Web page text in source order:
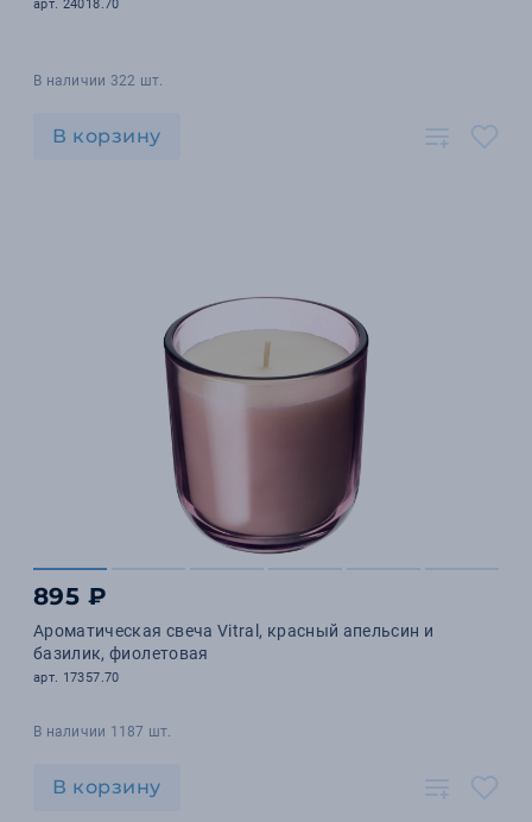
арт. 24018.70
В наличии 322 шт.
В корзину
895 ₽
Ароматическая свеча Vitral, красный апельсин и
базилик, фиолетовая
арт. 17357.70
В наличии 1187 шт.
В корзину